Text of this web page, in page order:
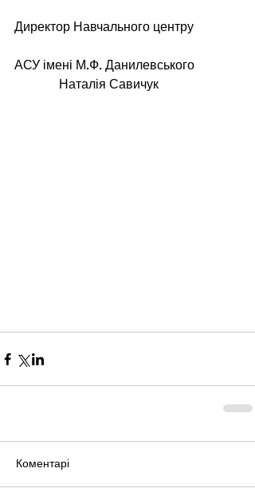
Директор Навчального центру
АСУ імені М.Ф. Данилевського
              Наталія Савичук
Коментарі